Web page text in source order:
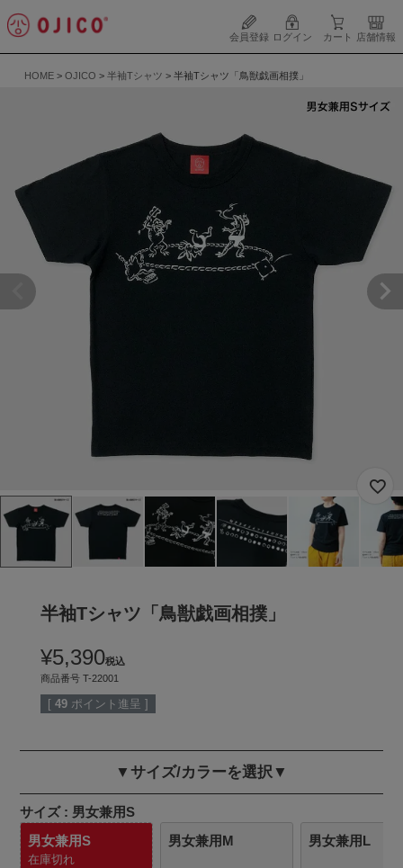
会員登録 ログイン カート 店舗情報
HOME OJICO 半袖Tシャツ 半袖Tシャツ「鳥獣戯画相撲」
半袖Tシャツ「鳥獣戯画相撲」
¥5,390税込
商品番号 T-22001
[ 49 ポイント進呈 ]
▼サイズ/カラーを選択▼
サイズ
男女兼用S
男女兼用S
在庫切れ
男女兼用M 男女兼用L